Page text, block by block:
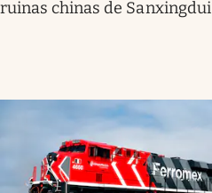
ruinas chinas de Sanxingdui